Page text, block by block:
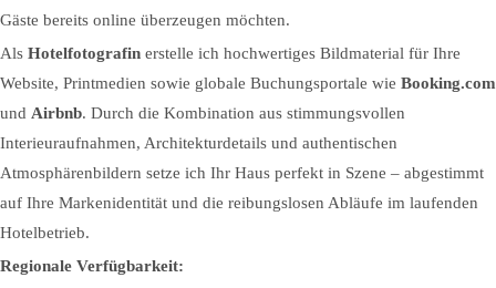
Gäste bereits online überzeugen möchten.
Als Hotelfotografin erstelle ich hochwertiges Bildmaterial für Ihre
Website, Printmedien sowie globale Buchungsportale wie Booking.com
und Airbnb. Durch die Kombination aus stimmungsvollen
Interieuraufnahmen, Architekturdetails und authentischen
Atmosphärenbildern setze ich Ihr Haus perfekt in Szene – abgestimmt
auf Ihre Markenidentität und die reibungslosen Abläufe im laufenden
Hotelbetrieb.
Regionale Verfügbarkeit: